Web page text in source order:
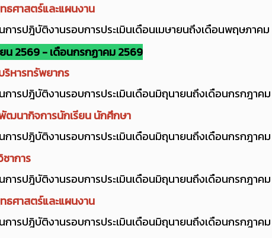
ธศาสตร์และแผนงาน
การปฎิบัติงานรอบการประเมินเดือนเมษายนถึงเดือนพฤษภาคม
น 2569 - เดือนกรกฏาคม 2569
ริหารทรัพยากร
การปฎิบัติงานรอบการประเมินเดือนมิถุนายนถึงเดือนกรกฎาคม
ฒนากิจการนักเรียน นักศึกษา
การปฎิบัติงานรอบการประเมินเดือนมิถุนายนถึงเดือนกรกฎาคม
ชาการ
การปฎิบัติงานรอบการประเมินเดือนมิถุนายนถึงเดือนกรกฎาคม
ธศาสตร์และแผนงาน
การปฎิบัติงานรอบการประเมินเดือนมิถุนายนถึงเดือนกรกฎาคม